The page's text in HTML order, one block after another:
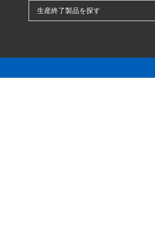
生産終了製品を探す